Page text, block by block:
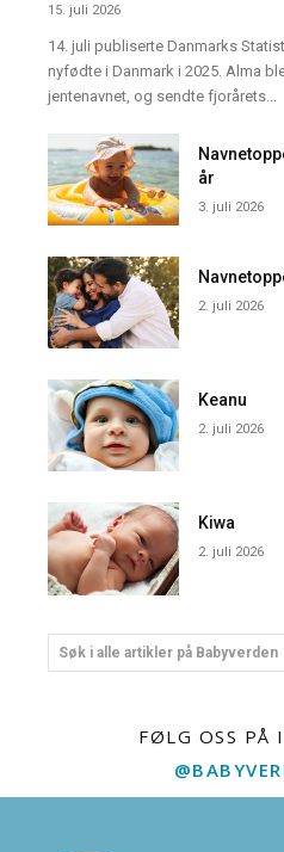
15. juli 2026
14. juli publiserte Danmarks
nyfødte i Danmark i 2025. Alma
jentenavnet, og sendte fjorårets...
år
3. juli 2026
2. juli 2026
Keanu
2. juli 2026
Kiwa
2. juli 2026
Søk i alle artikler på Babyverden
FØLG OSS PÅ